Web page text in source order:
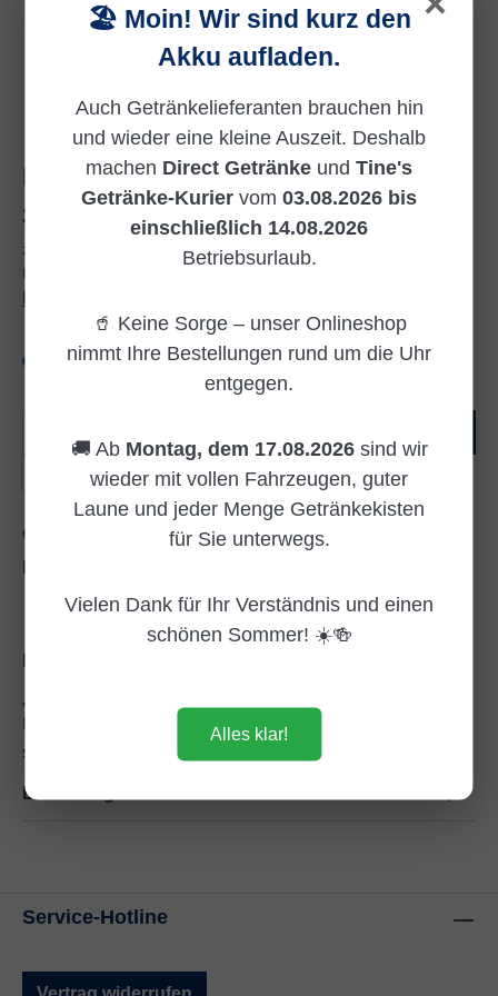
MEHRWEG
Regulärer Preis:
34,90 €
zzgl. 3,10 € Pfand
Inhalt:
Versandkostenfrei
Kiste(n)
Zum Merkzettel hinzufügen
„ChariTea Black – Dat Schwarztee‑Moin mit britischem
Understatement!“ Ein Eistee, der so klassisch ist, dass
selbst die Quee…
Mehr
Bewertungen
Service-Hotline
🏖️ Moin! Wir sind kurz den
Akku aufladen.
Auch Getränkelieferanten brauchen hin
und wieder eine kleine Auszeit. Deshalb
machen Direct Getränke und Tine's
Getränke-Kurier vom 03.08.2026 bis
einschließlich 14.08.2026
Betriebsurlaub.
🥤 Keine Sorge – unser Onlineshop
nimmt Ihre Bestellungen rund um die Uhr
entgegen.
🚚 Ab Montag, dem 17.08.2026sind wir
wieder mit vollen Fahrzeugen, guter
Laune und jeder Menge Getränkekisten
für Sie unterwegs.
Vielen Dank für Ihr Verständnis und einen
schönen Sommer! ☀️🍻
Alles klar!